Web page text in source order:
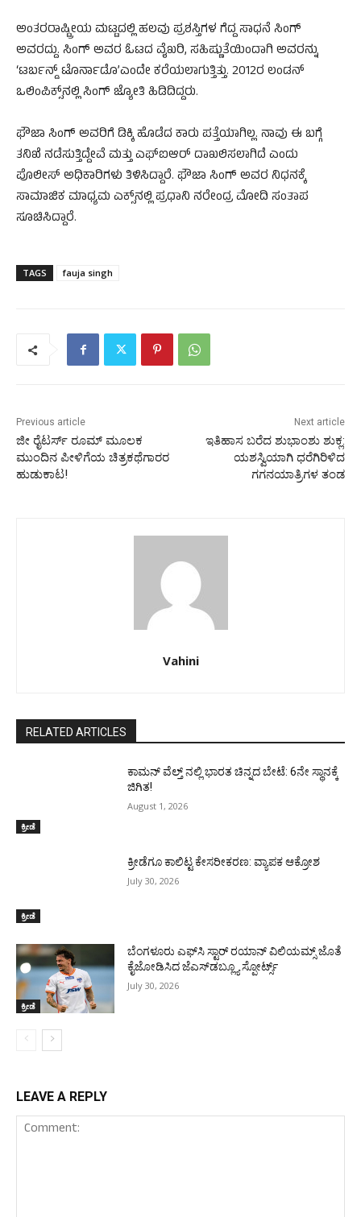
ಅಂತರರಾಷ್ಟ್ರೀಯ ಮಟ್ಟದಲ್ಲಿ ಹಲವು ಪ್ರಶಸ್ತಿಗಳ ಗೆದ್ದ ಸಾಧನೆ ಸಿಂಗ್‌
ಅವರದ್ದು. ಸಿಂಗ್‌ ಅವರ ಓಟದ ವೈಖರಿ, ಸಹಿಷ್ಣುತೆಯಿಂದಾಗಿ ಅವರನ್ನು
‘ಟರ್ಬನ್ಡ್ ಟೊರ್ನಾಡೊ’ಎಂದೇ ಕರೆಯಲಾಗುತ್ತಿತ್ತು. 2012ರ ಲಂಡನ್‌
ಒಲಿಂಪಿಕ್ಸ್‌ನಲ್ಲಿ ಸಿಂಗ್‌ ಜ್ಯೋತಿ ಹಿಡಿದಿದ್ದರು.
ಫೌಜಾ ಸಿಂಗ್ ಅವರಿಗೆ ಡಿಕ್ಕಿ ಹೊಡೆದ ಕಾರು ಪತ್ತೆಯಾಗಿಲ್ಲ. ನಾವು ಈ ಬಗ್ಗೆ
ತನಿಖೆ ನಡೆಸುತ್ತಿದ್ದೇವೆ ಮತ್ತು ಎಫ್‌ಐಆರ್ ದಾಖಲಿಸಲಾಗಿದೆ ಎಂದು
ಪೊಲೀಸ್ ಅಧಿಕಾರಿಗಳು ತಿಳಿಸಿದ್ದಾರೆ. ಫೌಜಾ ಸಿಂಗ್‌ ಅವರ ನಿಧನಕ್ಕೆ
ಸಾಮಾಜಿಕ ಮಾಧ್ಯಮ ಎಕ್ಸ್‌ನಲ್ಲಿ ಪ್ರಧಾನಿ ನರೇಂದ್ರ ಮೋದಿ ಸಂತಾಪ
ಸೂಚಿಸಿದ್ದಾರೆ.
TAGS fauja singh
Previous article
ಜೀ ರೈಟರ್ಸ್ ರೂಮ್ ಮೂಲಕ
ಮುಂದಿನ ಪೀಳಿಗೆಯ ಚಿತ್ರಕಥೆಗಾರರ
ಹುಡುಕಾಟ!
Next article
ಇತಿಹಾಸ ಬರೆದ ಶುಭಾಂಶು ಶುಕ್ಲ:
ಯಶಸ್ವಿಯಾಗಿ ಧರೆಗಿರಿಳಿದ
ಗಗನಯಾತ್ರಿಗಳ ತಂಡ
Vahini
RELATED ARTICLES
ಕ್ರೀಡೆ
ಕಾಮನ್ ವೆಲ್ತ್ ನಲ್ಲಿ ಭಾರತ ಚಿನ್ನದ ಬೇಟೆ: 6ನೇ ಸ್ಥಾನಕ್ಕೆ
ಜಿಗಿತ!
August 1, 2026
ಕ್ರೀಡೆ
ಕ್ರೀಡೆಗೂ ಕಾಲಿಟ್ಟ ಕೇಸರೀಕರಣ: ವ್ಯಾಪಕ ಆಕ್ರೋಶ
July 30, 2026
ಕ್ರೀಡೆ
ಬೆಂಗಳೂರು ಎಫ್‌ಸಿ ಸ್ಟಾರ್ ರಯಾನ್ ವಿಲಿಯಮ್ಸ್ ಜೊತೆ
ಕೈಜೋಡಿಸಿದ ಜೆಎಸ್‌ಡಬ್ಲ್ಯೂ ಸ್ಪೋರ್ಟ್ಸ್
July 30, 2026
LEAVE A REPLY